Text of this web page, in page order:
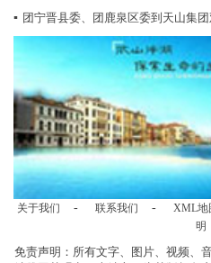
▪ 团宁晋县委、团鹿泉区委到天山集
关于我们 - 联系我们 - XML地
明
免责声明：所有文字、图片、视频、